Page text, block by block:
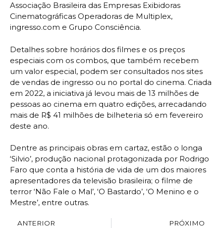
Associação Brasileira das Empresas Exibidoras
Cinematográficas Operadoras de Multiplex,
ingresso.com e Grupo Consciência.
Detalhes sobre horários dos filmes e os preços
especiais com os combos, que também recebem
um valor especial, podem ser consultados nos sites
de vendas de ingresso ou no portal do cinema. Criada
em 2022, a iniciativa já levou mais de 13 milhões de
pessoas ao cinema em quatro edições, arrecadando
mais de R$ 41 milhões de bilheteria só em fevereiro
deste ano.
Dentre as principais obras em cartaz, estão o longa
‘Silvio’, produção nacional protagonizada por Rodrigo
Faro que conta a história de vida de um dos maiores
apresentadores da televisão brasileira; o filme de
terror ‘Não Fale o Mal’, ‘O Bastardo’, ‘O Menino e o
Mestre’, entre outras.
ANTERIOR PRÓXIMO